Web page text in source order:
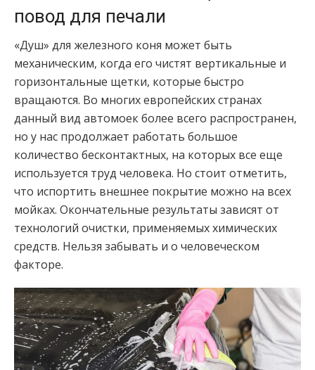
повод для печали
«Душ» для железного коня может быть
механическим, когда его чистят вертикальные и
горизонтальные щетки, которые быстро
вращаются. Во многих европейских странах
данный вид автомоек более всего распространен,
но у нас продолжает работать большое
количество бесконтактных, на которых все еще
используется труд человека. Но стоит отметить,
что испортить внешнее покрытие можно на всех
мойках. Окончательные результаты зависят от
технологий очистки, применяемых химических
средств. Нельзя забывать и о человеческом
факторе.